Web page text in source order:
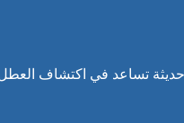
تساعد في اكتشاف